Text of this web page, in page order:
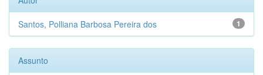
1
Santos, Polliana Barbosa Pereira dos
Assunto